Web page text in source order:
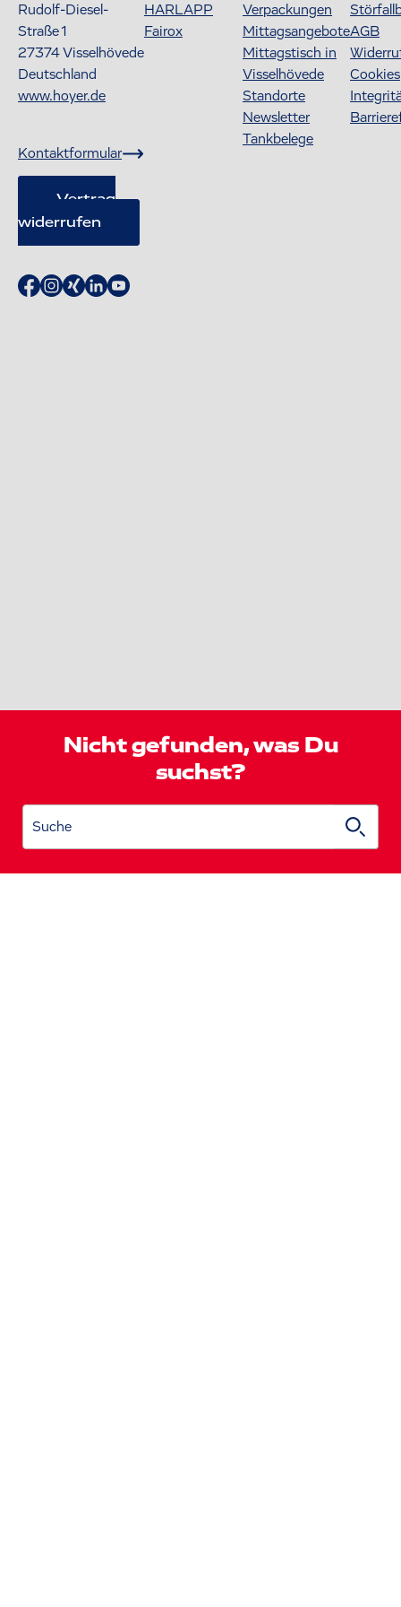
Rudolf-Diesel-
Straße 1
27374Visselhövede
Deutschland
www.hoyer.de
Kontaktformular
Vertrag
widerrufen
HARLAPP
Fairox
Verpackungen
Mittagsangebote
Mittagstisch in
Visselhövede
Standorte
Newsletter
Tankbelege
AGB
Cookies
Nicht gefunden, was Du
suchst?
Suche